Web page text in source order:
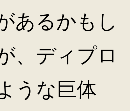
あるかもし
、ディプロ
うな巨体